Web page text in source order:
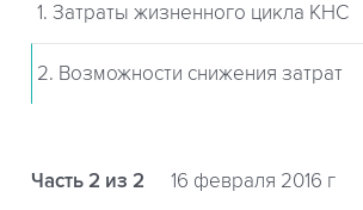
1. Затраты жизненного цикла КНС
2. Возможности снижения затрат
Часть 2 из 2 16 февраля 2016 г